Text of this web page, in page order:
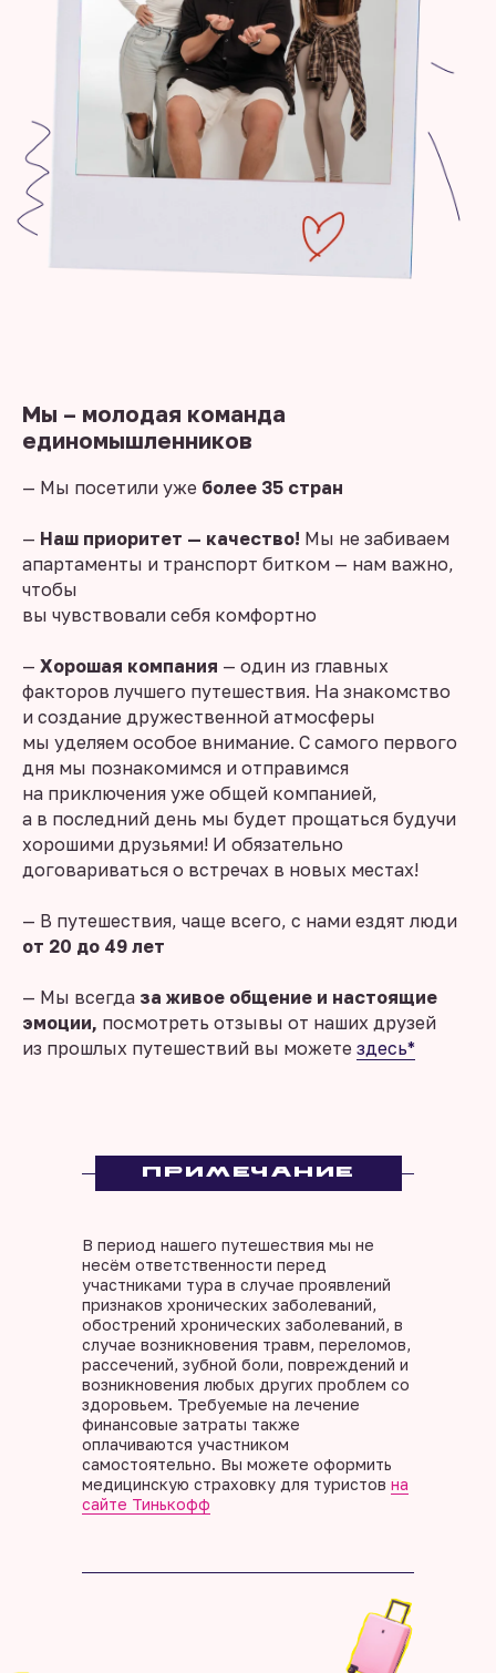
Мы – молодая команда
единомышленников
— Мы посетили уже более 35 стран
— Наш приоритет — качество! Мы не забиваем
апартаменты и транспорт битком — нам важно,
чтобы
вы чувствовали себя комфортно
— Хорошая компания — один из главных
факторов лучшего путешествия. На знакомство
и создание дружественной атмосферы
мы уделяем особое внимание. С самого первого
дня мы познакомимся и отправимся
на приключения уже общей компанией,
а в последний день мы будет прощаться будучи
хорошими друзьями! И обязательно
договариваться о встречах в новых местах!
— В путешествия, чаще всего, с нами ездят люди
от 20 до 49 лет
— Мы всегда за живое общение и настоящие
эмоции, посмотреть отзывы от наших друзей
из прошлых путешествий вы можете здесь*
ПРИМЕЧАНИЕ
В период нашего путешествия мы не
несём ответственности перед
участниками тура в случае проявлений
признаков хронических заболеваний,
обострений хронических заболеваний, в
случае возникновения травм, переломов,
рассечений, зубной боли, повреждений и
возникновения любых других проблем со
здоровьем. Требуемые на лечение
финансовые затраты также
оплачиваются участником
самостоятельно. Вы можете оформить
медицинскую страховку для туристов на
сайте Тинькофф